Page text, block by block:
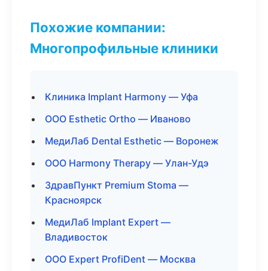
Похожие компании:
Многопрофильные клиники
Клиника Implant Harmony — Уфа
ООО Esthetic Ortho — Иваново
МедиЛаб Dental Esthetic — Воронеж
ООО Harmony Therapy — Улан-Удэ
ЗдравПункт Premium Stoma —
Красноярск
МедиЛаб Implant Expert —
Владивосток
ООО Expert ProfiDent — Москва